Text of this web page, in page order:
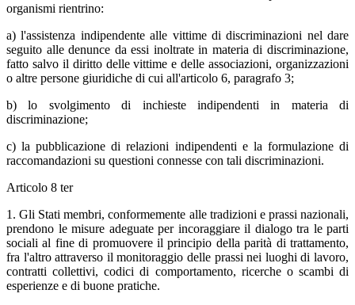
organismi rientrino:
a) l'assistenza indipendente alle vittime di discriminazioni nel dare
seguito alle denunce da essi inoltrate in materia di discriminazione,
fatto salvo il diritto delle vittime e delle associazioni, organizzazioni
o altre persone giuridiche di cui all'articolo 6, paragrafo 3;
b) lo svolgimento di inchieste indipendenti in materia di
discriminazione;
c) la pubblicazione di relazioni indipendenti e la formulazione di
raccomandazioni su questioni connesse con tali discriminazioni.
Articolo 8 ter
1. Gli Stati membri, conformemente alle tradizioni e prassi nazionali,
prendono le misure adeguate per incoraggiare il dialogo tra le parti
sociali al fine di promuovere il principio della parità di trattamento,
fra l'altro attraverso il monitoraggio delle prassi nei luoghi di lavoro,
contratti collettivi, codici di comportamento, ricerche o scambi di
esperienze e di buone pratiche.